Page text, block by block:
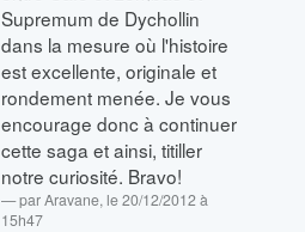
Supremum de Dychollin
dans la mesure où l'histoire
est excellente, originale et
rondement menée. Je vous
encourage donc à continuer
cette saga et ainsi, titiller
notre curiosité. Bravo!
parAravane, le 20/12/2012 à
15h47